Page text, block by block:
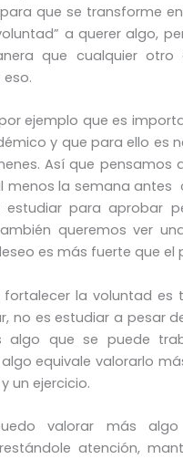
que se transforme
a querer algo,
que cualquier otro
ejemplo que es
y que para ello es
Así que pensamos
menos la semana antes
estudiar para aprobar
queremos ver
es más fuerte que el
fortalecer la voluntad es
no es estudiar a pesar
algo que se puede
equivale valorarlo
un ejercicio.
valorar más algo
atención,